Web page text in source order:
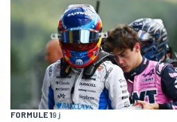
FORMULE 19 j